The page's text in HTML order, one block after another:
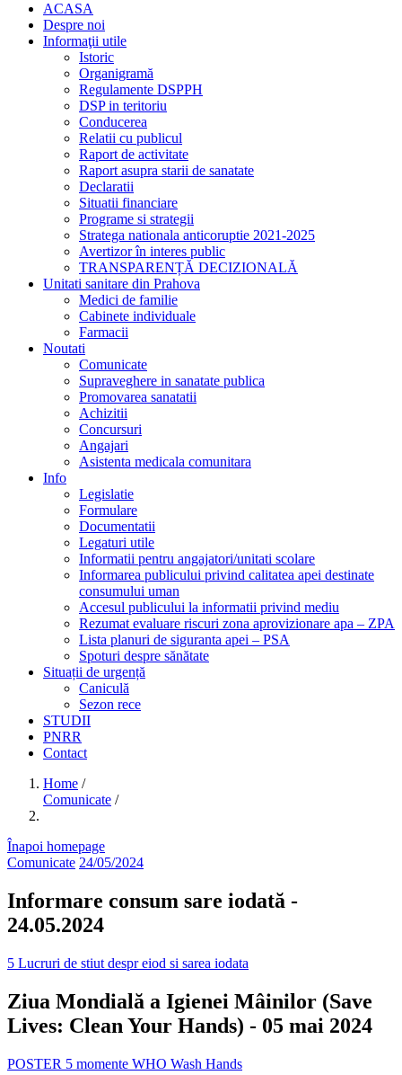
ACASA
Despre noi
Informaţii utile
Istoric
Organigramă
Regulamente DSPPH
DSP in teritoriu
Conducerea
Relatii cu publicul
Raport de activitate
Raport asupra starii de sanatate
Declaratii
Situatii financiare
Programe si strategii
Stratega nationala anticoruptie 2021-2025
Avertizor în interes public
TRANSPARENȚĂ DECIZIONALĂ
Unitati sanitare din Prahova
Medici de familie
Cabinete individuale
Farmacii
Noutati
Comunicate
Supraveghere in sanatate publica
Promovarea sanatatii
Achizitii
Concursuri
Angajari
Asistenta medicala comunitara
Info
Legislatie
Formulare
Documentatii
Legaturi utile
Informatii pentru angajatori/unitati scolare
Informarea publicului privind calitatea apei destinate
consumului uman
Accesul publicului la informatii privind mediu
Rezumat evaluare riscuri zona aprovizionare apa – ZPA
Lista planuri de siguranta apei – PSA
Spoturi despre sănătate
Situații de urgență
Caniculă
Sezon rece
STUDII
PNRR
Contact
Home /
Comunicate /
Înapoi homepage
Comunicate 24/05/2024
Informare consum sare iodată -
24.05.2024
5 Lucruri de stiut despr eiod si sarea iodata
Ziua Mondială a Igienei Mâinilor (Save
Lives: Clean Your Hands) - 05 mai 2024
POSTER 5 momente WHO Wash Hands